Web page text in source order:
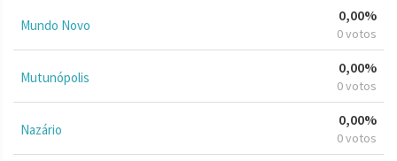
Mundo Novo
0,00%
0 votos
Mutunópolis
0,00%
0 votos
Nazário
0,00%
0 votos